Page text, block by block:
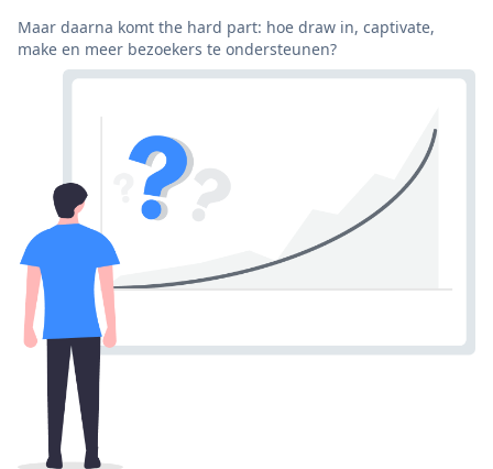
Maar daarna komt the hard part: hoe draw in, captivate,
make en meer bezoekers te ondersteunen?